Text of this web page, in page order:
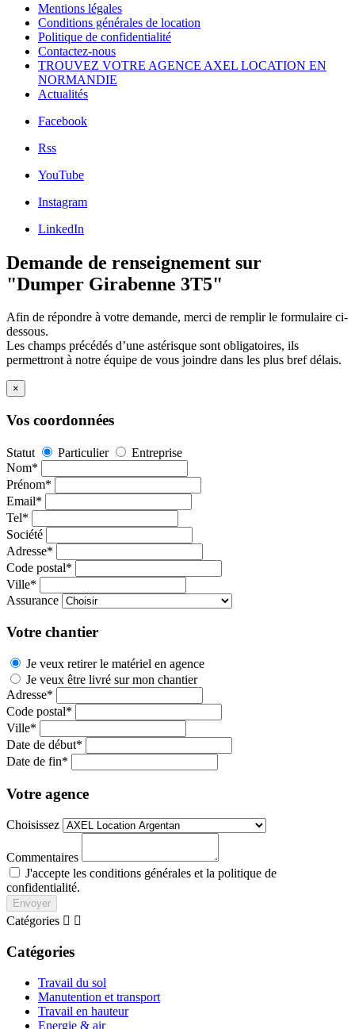
Mentions légales
Conditions générales de location
Politique de confidentialité
Contactez-nous
TROUVEZ VOTRE AGENCE AXEL LOCATION EN
NORMANDIE
Actualités
Facebook
Rss
YouTube
Instagram
LinkedIn
Demande de renseignement sur
"Dumper Girabenne 3T5"
Afin de répondre à votre demande, merci de remplir le formulaire ci-
dessous.
Les champs précédés d’une astérisque sont obligatoires, ils
permettront à notre équipe de vous joindre dans les plus bref délais.
×
Vos coordonnées
Statut Particulier
Entreprise
Nom*
Prénom*
Email*
Tel*
Société
Adresse*
Code postal*
Ville*
Assurance
Votre chantier
Je veux retirer le matériel en agence
Je veux être livré sur mon chantier
Adresse*
Code postal*
Ville*
Date de début*
Date de fin*
Votre agence
Choisissez
Commentaires
J'accepte les conditions générales et la politique de
confidentialité.
Envoyer
Catégories  
Catégories
Travail du sol
Manutention et transport
Travail en hauteur
Energie & air